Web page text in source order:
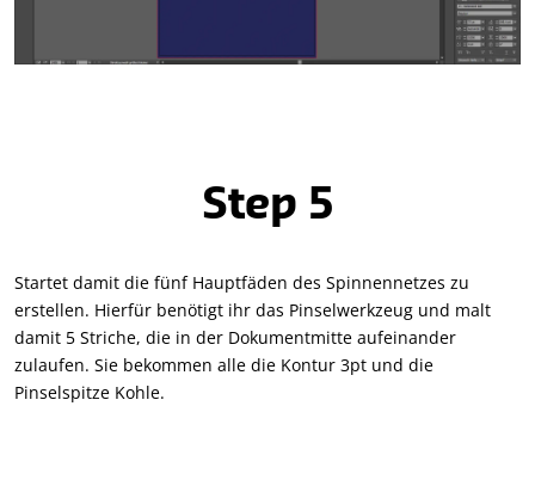
Step 5
Startet damit die fünf Hauptfäden des Spinnennetzes zu
erstellen. Hierfür benötigt ihr das Pinselwerkzeug und malt
damit 5 Striche, die in der Dokumentmitte aufeinander
zulaufen. Sie bekommen alle die Kontur 3pt und die
Pinselspitze Kohle.